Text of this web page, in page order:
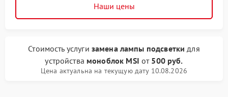
Наши цены
Стоимость услуги замена лампы подсветки для
устройства моноблок MSI от 500 руб.
Цена актуальна на текущую дату 10.08.2026